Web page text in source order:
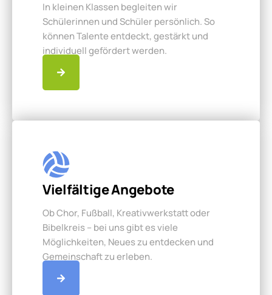
In kleinen Klassen begleiten wir
Schülerinnen und Schüler persönlich. So
können Talente entdeckt, gestärkt und
individuell gefördert werden.
Vielfältige Angebote
Ob Chor, Fußball, Kreativwerkstatt oder
Bibelkreis – bei uns gibt es viele
Möglichkeiten, Neues zu entdecken und
Gemeinschaft zu erleben.